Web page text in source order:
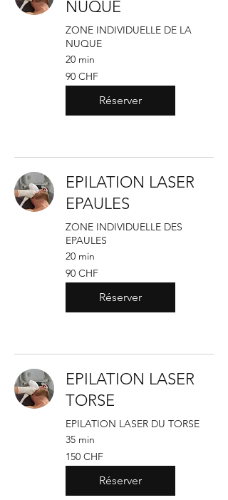
NUQUE
ZONE INDIVIDUELLE DE LA
NUQUE
20 min
90
francs
suisses
90 CHF
Réserver
EPILATION LASER
EPAULES
ZONE INDIVIDUELLE DES
EPAULES
20 min
90
francs
suisses
90 CHF
Réserver
EPILATION LASER
TORSE
EPILATION LASER DU TORSE
35 min
150
francs
suisses
150 CHF
Réserver